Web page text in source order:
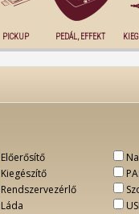
PICKUP PEDÁL, EFFEKT
Előerősítő
Kiegészítő
Rendszervezérlő
Láda